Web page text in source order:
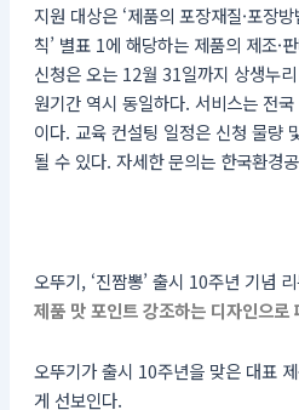
지원 대상은 ‘제품의 포장재질·포장
칙’ 별표 1에 해당하는 제품의 제조·
신청은 오는 12월 31일까지 상생누
원기간 역시 동일하다. 서비스는 전
이다. 교육 컨설팅 일정은 신청 물량
될 수 있다. 자세한 문의는 한국환경
오뚜기, ‘진짬뽕’ 출시 10주년 기념
제품 맛 포인트 강조하는 디자인으로
오뚜기가 출시 10주년을 맞은 대표
게 선보인다.